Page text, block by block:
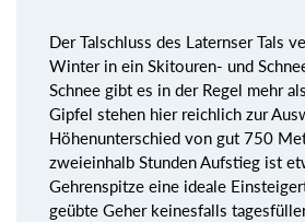
Der Talschluss des Laternser Tals
Winter in ein Skitouren- und
Schnee gibt es in der Regel mehr
Gipfel stehen hier reichlich zur
Höhenunterschied von gut 750
zweieinhalb Stunden Aufstieg ist
Gehrenspitze eine ideale
geübte Geher keinesfalls